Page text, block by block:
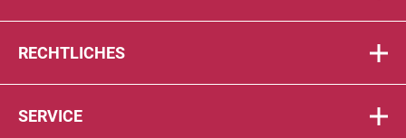
RECHTLICHES
SERVICE